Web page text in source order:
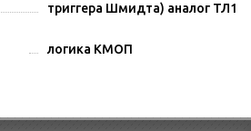
триггера Шмидта) аналог ТЛ1
логика КМОП